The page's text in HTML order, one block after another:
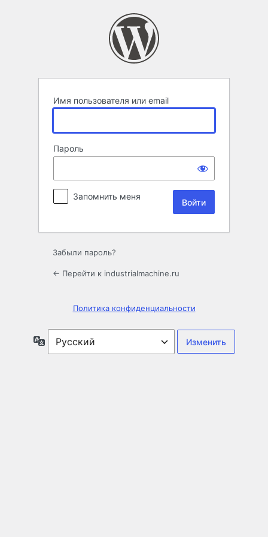
Имя пользователя или email
Пароль
Запомнить меня
Забыли пароль?
← Перейти к industrialmachine.ru
Политика конфиденциальности
Язык